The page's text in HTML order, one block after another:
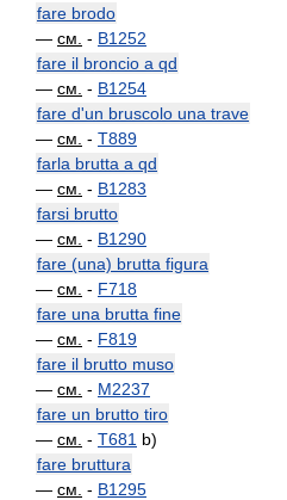
fare brodo
— см. - B1252
fare il broncio a qd
— см. - B1254
fare d'un bruscolo una trave
— см. - T889
farla brutta a qd
— см. - B1283
farsi brutto
— см. - B1290
fare (una) brutta figura
— см. - F718
fare una brutta fine
— см. - F819
fare il brutto muso
— см. - M2237
fare un brutto tiro
— см. - T681 b)
fare bruttura
— см. - B1295